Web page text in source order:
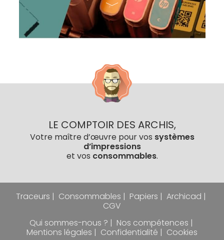
LE COMPTOIR DES ARCHIS,
Votre maître d’œuvre pour vos systèmes
d’impressions
et vos consommables.
Traceurs Consommables Papiers
Archicad
CGV
Qui sommes-nous ?
Nos compétences
Mentions légales
Confidentialité Cookies